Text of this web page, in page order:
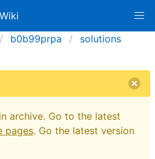
b0b99prpa
solutions
archive. Go to the latest
pages. Go the latest version